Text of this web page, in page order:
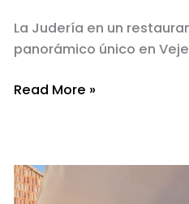
La Judería en un
panorámico único en
Soñar
Read More »